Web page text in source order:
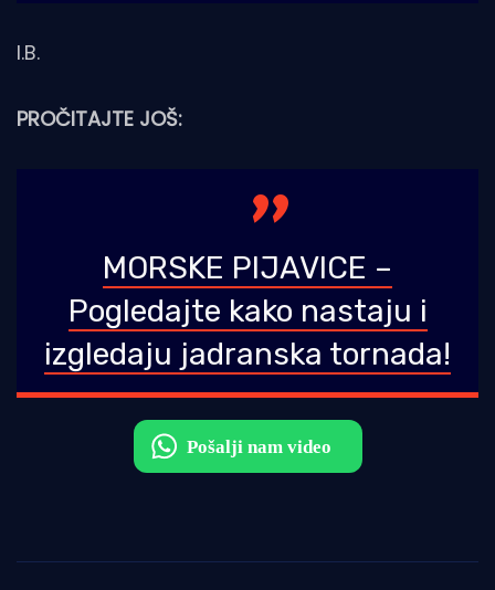
I.B.
PROČITAJTE JOŠ:
MORSKE PIJAVICE –
Pogledajte kako nastaju i
izgledaju jadranska tornada!